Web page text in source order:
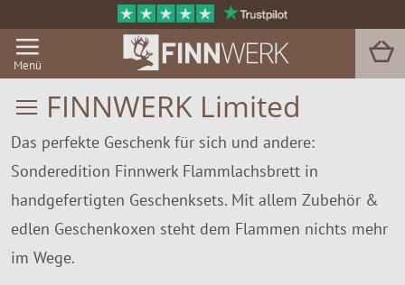
Menü
Grill & BBQ
Sauna
Garten & Outdoor
FINNWERK Limited
Das perfekte Geschenk für sich und andere:
Sonderedition Finnwerk Flammlachsbrett in
handgefertigten Geschenksets. Mit allem Zubehör &
edlen Geschenkoxen steht dem Flammen nichts mehr
im Wege.